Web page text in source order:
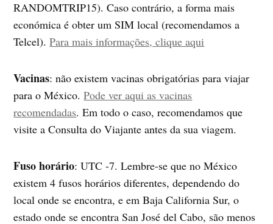
RANDOMTRIP15). Caso contrário, a forma mais
económica é obter um SIM local (recomendamos a
Telcel).Para mais informações, clique aqui
Vacinas: não existem vacinas obrigatórias para viajar
para o México.Pode ver aqui as vacinas
recomendadas. Em todo o caso, recomendamos que
visite a Consulta do Viajante antes da sua viagem.
Fuso horário: UTC -7. Lembre-se que no México
existem 4 fusos horários diferentes, dependendo do
local onde se encontra, e em Baja California Sur, o
estado onde se encontra San José del Cabo, são menos